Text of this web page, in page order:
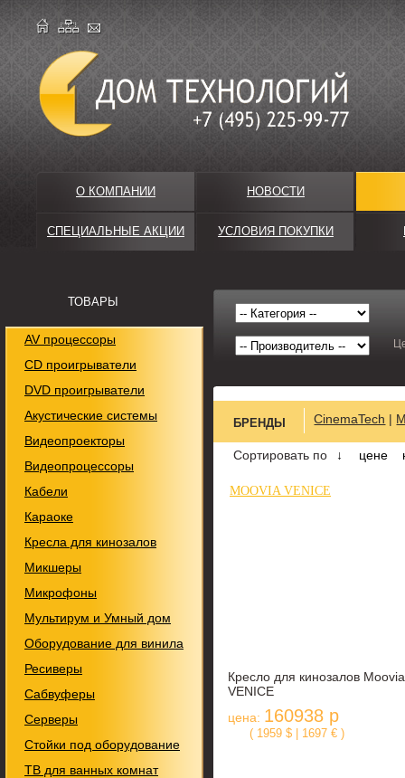
О КОМПАНИИ НОВОСТИ
СПЕЦИАЛЬНЫЕ АКЦИИ УСЛОВИЯ ПОКУПКИ
БРЕНДЫ CinemaTech |
Сортировать по ↓ цене
MOOVIA VENICE
Кресло для кинозалов Moovia
VENICE
цена: 160938 р
( 1959 $ | 1697 € )
ТОВАРЫ
AV процессоры
CD проигрыватели
DVD проигрыватели
Акустические системы
Видеопроекторы
Видеопроцессоры
Кабели
Караоке
Кресла для кинозалов
Микшеры
Микрофоны
Мультирум и Умный дом
Оборудование для винила
Ресиверы
Сабвуферы
Серверы
Стойки под оборудование
ТВ для ванных комнат